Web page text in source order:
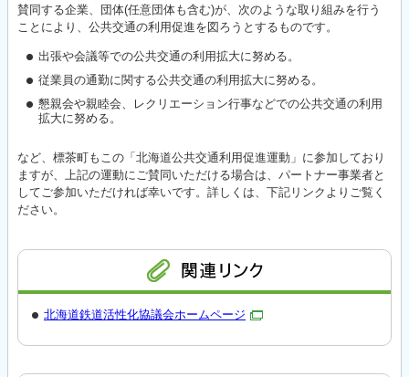
賛同する企業、団体(任意団体も含む)が、次のような取り組みを行う
ことにより、公共交通の利用促進を図ろうとするものです。
出張や会議等での公共交通の利用拡大に努める。
従業員の通勤に関する公共交通の利用拡大に努める。
懇親会や親睦会、レクリエーション行事などでの公共交通の利用
拡大に努める。
など、標茶町もこの「北海道公共交通利用促進運動」に参加しており
ますが、上記の運動にご賛同いただける場合は、パートナー事業者と
してご参加いただければ幸いです。詳しくは、下記リンクよりご覧く
ださい。
北海道鉄道活性化協議会ホームページ